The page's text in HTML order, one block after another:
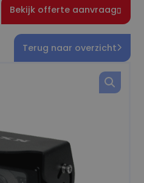
Bekijk offerte aanvraag
Terug naar overzicht